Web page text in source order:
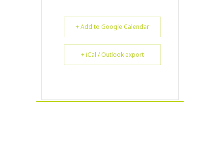
+ Add to Google Calendar
+ iCal / Outlook export